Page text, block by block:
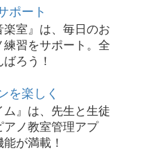
ポート
楽室』は、毎日のお
練習をサポート。全
ろう！
を楽しく
ム』は、先生と生徒
アノ教室管理アプ
が満載！